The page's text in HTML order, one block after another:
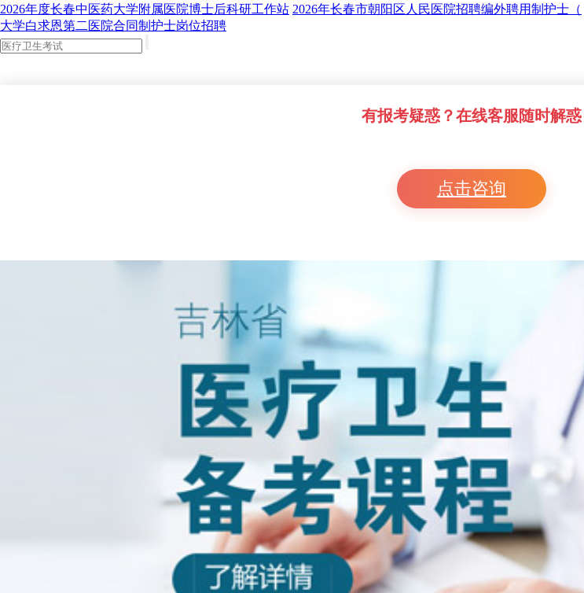
2026年度长春中医药大学附属医院博士后科研工作站 2026年长春市朝阳区人民医院招聘编外聘用制护士（
大学白求恩第二医院合同制护士岗位招聘
有报考疑惑？在线客服随时解惑
点击咨询